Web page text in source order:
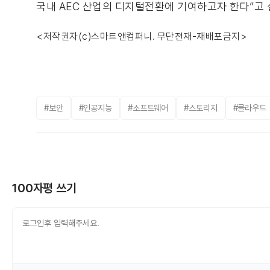
국내 AEC 산업의 디지털전환에 기여하고자 한다”고
<저작권자(c)스마트앤컴퍼니. 무단전재-재배포금지>
#보안 #인공지능 #소프트웨어 #스토리지 #클라우드
100자평 쓰기